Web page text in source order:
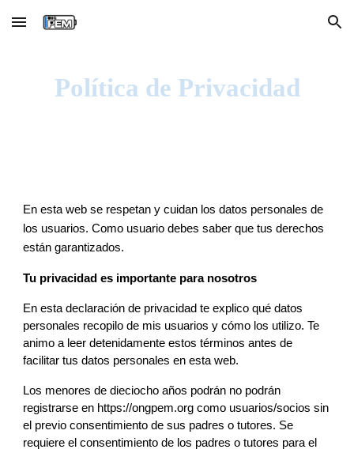
Skip to main content Skip to navigation
Política de Privacidad
En esta web se respetan y cuidan los datos personales de
los usuarios. Como usuario debes saber que tus derechos
están garantizados.
Tu privacidad es importante para nosotros
En esta declaración de privacidad te explico qué datos
personales recopilo de mis usuarios y cómo los utilizo. Te
animo a leer detenidamente estos términos antes de
facilitar tus datos personales en esta web.
Los menores de dieciocho años podrán no podrán
registrarse en https://ongpem.org como usuarios/socios sin
el previo consentimiento de sus padres o tutores. Se
requiere el consentimiento de los padres o tutores para el